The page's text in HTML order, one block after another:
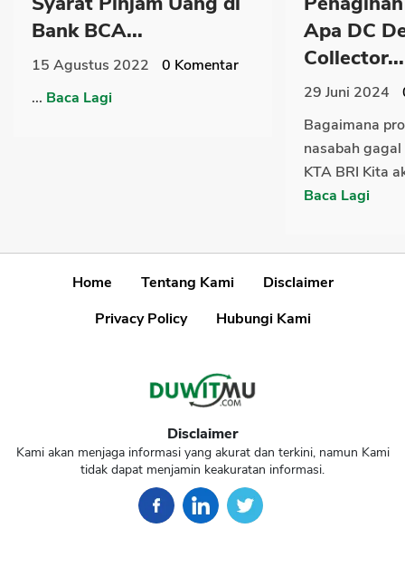
Bank BCA...
15 Agustus 2022 0 Komentar
... Baca Lagi
Apa DC
Collector...
29 Juni 2024
Bagaimana
nasabah
KTA BRI Kita
Baca Lagi
Home Tentang Kami
Disclaimer
Privacy Policy
Hubungi Kami
Disclaimer
Kami akan menjaga informasi yang akurat dan terkini, namun Kami
tidak dapat menjamin keakuratan informasi.